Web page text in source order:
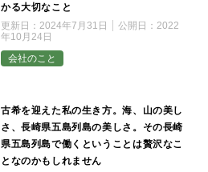
かる大切なこと
更新日： 2024年7月31日 公開日： 2022
年10月24日
会社のこと
古希を迎えた私の生き方。海、山の美し
さ、長崎県五島列島の美しさ。その長崎
県五島列島で働くということは贅沢なこ
となのかもしれません